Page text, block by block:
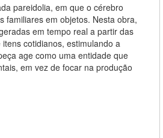
pareidolia, em que o cérebro
familiares em objetos. Nesta obra,
em tempo real a partir das
cotidianos, estimulando a
age como uma entidade que
em vez de focar na produção